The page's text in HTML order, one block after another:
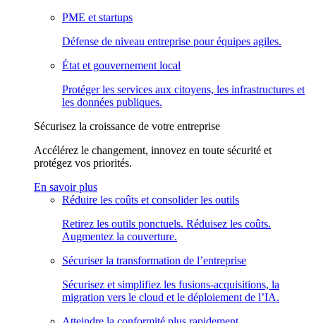
PME et startups
Défense de niveau entreprise pour équipes agiles.
État et gouvernement local
Protéger les services aux citoyens, les infrastructures et
les données publiques.
Sécurisez la croissance de votre entreprise
Accélérez le changement, innovez en toute sécurité et
protégez vos priorités.
En savoir plus
Réduire les coûts et consolider les outils
Retirez les outils ponctuels. Réduisez les coûts.
Augmentez la couverture.
Sécuriser la transformation de l’entreprise
Sécurisez et simplifiez les fusions-acquisitions, la
migration vers le cloud et le déploiement de l’IA.